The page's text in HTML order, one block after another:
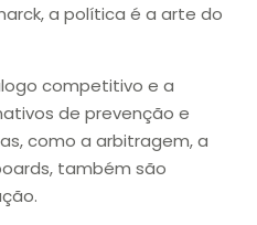
a política é a arte do
competitivo e a
de prevenção e
como a arbitragem, a
também são